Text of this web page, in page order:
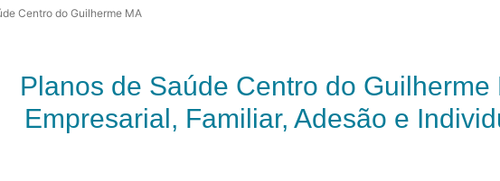
Centro do Guilherme MA
Planos de Saúde Centro do Guilherme
Empresarial, Familiar, Adesão e